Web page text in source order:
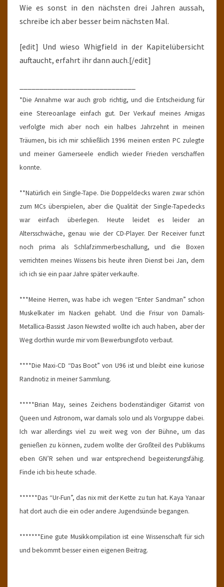
Wie es sonst in den nächsten drei Jahren aussah,
schreibe ich aber besser beim nächsten Mal.
[edit] Und wieso Whigfield in der Kapitelübersicht
auftaucht, erfahrt ihr dann auch.[/edit]
*Die Annahme war auch grob richtig, und die Entscheidung für
eine Stereoanlage einfach gut. Der Verkauf meines Amigas
verfolgte mich aber noch ein halbes Jahrzehnt in meinen
Träumen, bis ich mir schließlich 1996 meinen ersten PC zulegte
und meiner Gamerseele endlich wieder Frieden verschaffen
konnte.
**Natürlich ein Single-Tape. Die Doppeldecks waren zwar schön
zum MCs überspielen, aber die Qualität der Single-Tapedecks
war einfach überlegen. Heute leidet es leider an
Altersschwäche, genau wie der CD-Player. Der Receiver funzt
noch prima als Schlafzimmerbeschallung, und die Boxen
verrichten meines Wissens bis heute ihren Dienst bei Jan, dem
ich ich sie ein paar Jahre später verkaufte.
***Meine Herren, was habe ich wegen “Enter Sandman” schon
Muskelkater im Nacken gehabt. Und die Frisur von Damals-
Metallica-Bassist Jason Newsted wollte ich auch haben, aber der
Weg dorthin wurde mir vom Bewerbungsfoto verbaut.
****Die Maxi-CD “Das Boot” von U96 ist und bleibt eine kuriose
Randnotiz in meiner Sammlung.
*****Brian May, seines Zeichens bodenständiger Gitarrist von
Queen und Astronom, war damals solo und als Vorgruppe dabei.
Ich war allerdings viel zu weit weg von der Bühne, um das
genießen zu können, zudem wollte der Großteil des Publikums
eben GN’R sehen und war entsprechend begeisterungsfähig.
Finde ich bis heute schade.
******Das “Ur-Fun”, das nix mit der Kette zu tun hat. Kaya Yanaar
hat dort auch die ein oder andere Jugendsünde begangen.
*******Eine gute Musikkompilation ist eine Wissenschaft für sich
und bekommt besser einen eigenen Beitrag.